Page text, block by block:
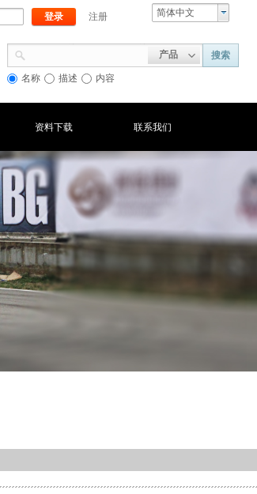
产品 搜索
名称 描述 内容
登录 注册 简体中文
资料下载 联系我们